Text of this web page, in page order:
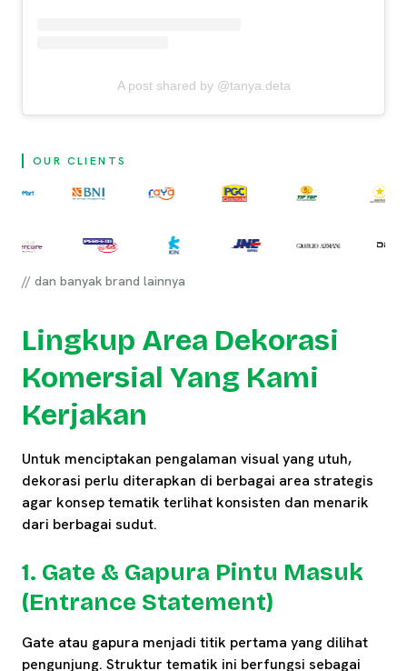
A post shared by @tanya.deta
OUR CLIENTS
// dan banyak brand lainnya
Lingkup Area Dekorasi
Komersial Yang Kami
Kerjakan
Untuk menciptakan pengalaman visual yang utuh,
dekorasi perlu diterapkan di berbagai area strategis
agar konsep tematik terlihat konsisten dan menarik
dari berbagai sudut.
1. Gate & Gapura Pintu Masuk
(Entrance Statement)
Gate atau gapura menjadi titik pertama yang dilihat
pengunjung. Struktur tematik ini berfungsi sebagai